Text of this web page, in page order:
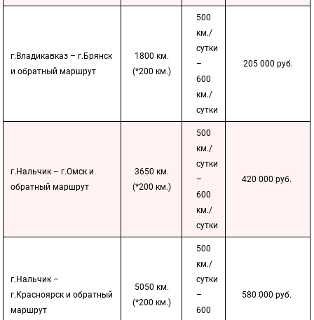
г.Владикавказ – г.Брянск
и обратный маршрут
1800 км.
(*200 км.)
500
км./
сутки
–
600
км./
сутки
205 000 руб.
г.Нальчик – г.Омск и
обратный маршрут
3650 км.
(*200 км.)
500
км./
сутки
–
600
км./
сутки
420 000 руб.
г.Нальчик –
г.Красноярск и обратный
маршрут
5050 км.
(*200 км.)
500
км./
сутки
–
600
580 000 руб.